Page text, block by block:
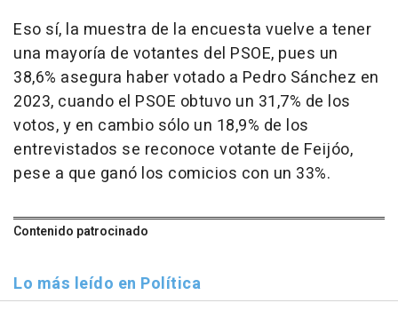
Eso sí, la muestra de la encuesta vuelve a tener
una mayoría de votantes del PSOE, pues un
38,6% asegura haber votado a Pedro Sánchez en
2023, cuando el PSOE obtuvo un 31,7% de los
votos, y en cambio sólo un 18,9% de los
entrevistados se reconoce votante de Feijóo,
pese a que ganó los comicios con un 33%.
Contenido patrocinado
Lo más leído en Política